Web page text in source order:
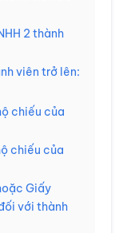
2 thành
viên trở lên:
chiếu của
chiếu của
Giấy
với thành